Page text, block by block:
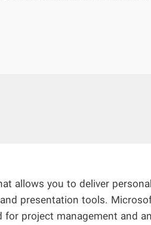
allows you to deliver
presentation tools.
project management and